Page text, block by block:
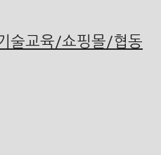
술교육/쇼핑몰/협동